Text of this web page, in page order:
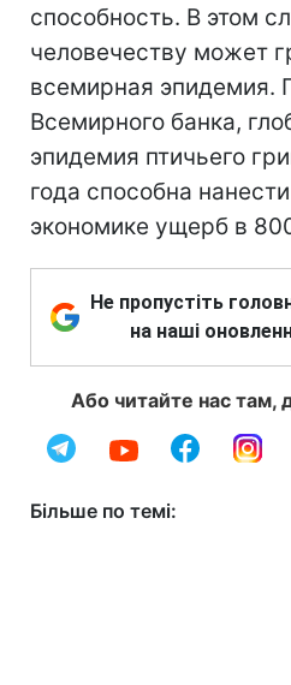
способность. В этом
человечеству может
всемирная эпидемия.
Всемирного банка,
эпидемия птичьего
года способна
экономике ущерб в
Не пропустіть
на наші
Або читайте нас там,
Більше по темі: